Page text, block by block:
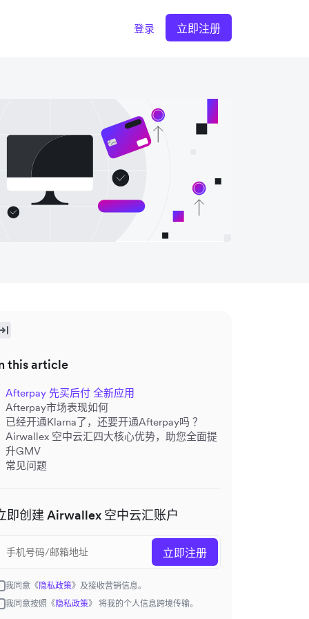
登录 立即注册
this article
Afterpay 先买后付 全新应用
Afterpay市场表现如何
已经开通Klarna了，还要开通Afterpay吗 ？
Airwallex 空中云汇四大核心优势，助您全面提
升GMV
常见问题
即创建 Airwallex 空中云汇账户
立即注册
我同意《隐私政策》及接收营销信息。
我同意按照《隐私政策》 将我的个人信息跨境传输。